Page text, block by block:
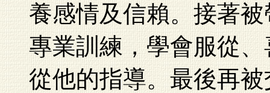
養感情及信賴。接著
專業訓練，學會服從
從他的指導。最後再